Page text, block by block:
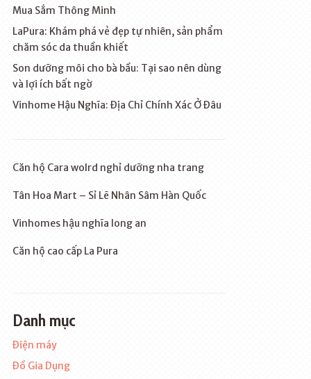
Mua Sắm Thông Minh
LaPura: Khám phá vẻ đẹp tự nhiên, sản phẩm
chăm sóc da thuần khiết
Son dưỡng môi cho bà bầu: Tại sao nên dùng
và lợi ích bất ngờ
Vinhome Hậu Nghĩa: Địa Chỉ Chính Xác Ở Đâu
Căn hộ Cara wolrd nghỉ dưỡng nha trang
Tân Hoa Mart – Sỉ Lẽ Nhân Sâm Hàn Quốc
Vinhomes hậu nghĩa long an
Căn hộ cao cấp La Pura
Danh mục
Điện máy
Đồ Gia Dụng